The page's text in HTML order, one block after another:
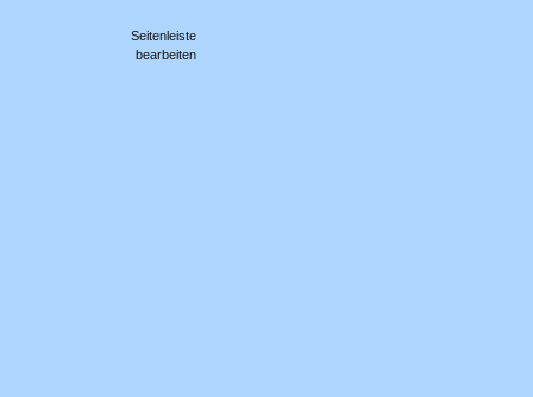
Seitenleiste
bearbeiten